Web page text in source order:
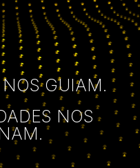
GUIAM.
NOS